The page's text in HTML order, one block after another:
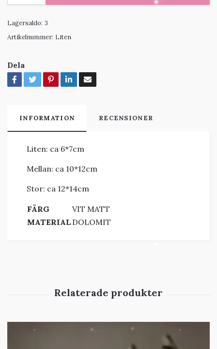
Lagersaldo: 3
Artikelnummer: Liten
Dela
INFORMATION RECENSIONER
Liten: ca 6*7cm
Mellan: ca 10*12cm
Stor: ca 12*14cm
FÄRG
VIT MATT
MATERIAL DOLOMIT